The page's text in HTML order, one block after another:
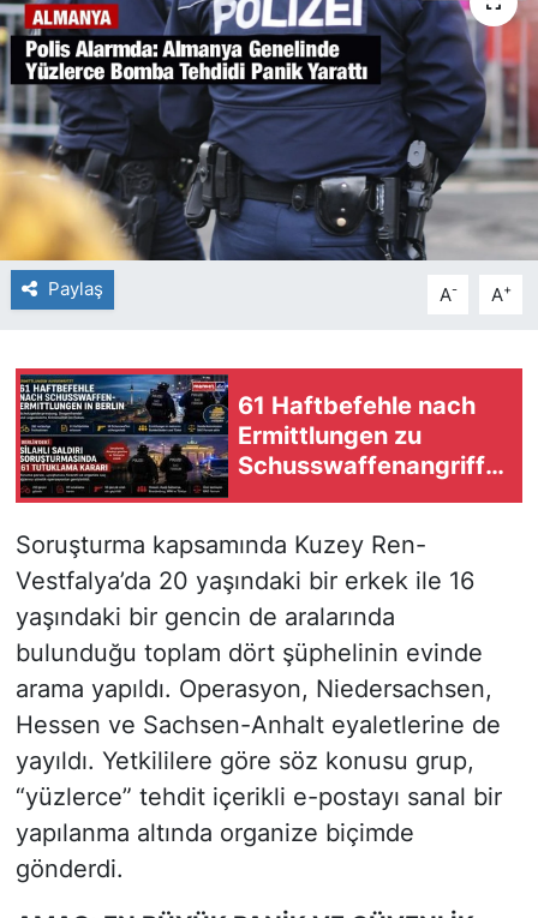
Paylaş A- A+
61 Haftbefehle nach
Ermittlungen zu
Schusswaffenangriffe
n in Berlin
Soruşturma kapsamında Kuzey Ren-
Vestfalya’da 20 yaşındaki bir erkek ile 16
yaşındaki bir gencin de aralarında
bulunduğu toplam dört şüphelinin evinde
arama yapıldı. Operasyon, Niedersachsen,
Hessen ve Sachsen-Anhalt eyaletlerine de
yayıldı. Yetkililere göre söz konusu grup,
“yüzlerce” tehdit içerikli e-postayı sanal bir
yapılanma altında organize biçimde
gönderdi.